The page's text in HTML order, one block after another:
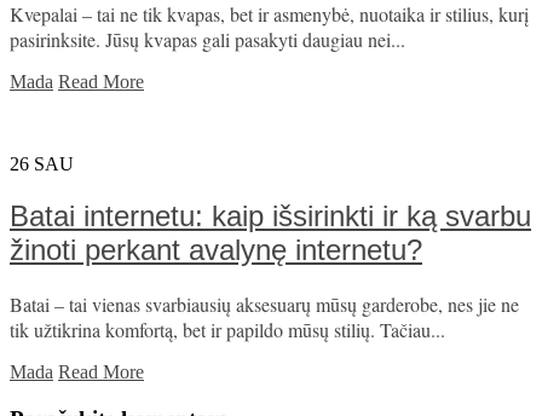
Kvepalai – tai ne tik kvapas, bet ir asmenybė, nuotaika ir stilius, kurį
pasirinksite. Jūsų kvapas gali pasakyti daugiau nei...
Mada Read More
26 SAU
Batai internetu: kaip išsirinkti ir ką svarbu
žinoti perkant avalynę internetu?
Batai – tai vienas svarbiausių aksesuarų mūsų garderobe, nes jie ne
tik užtikrina komfortą, bet ir papildo mūsų stilių. Tačiau...
Mada Read More